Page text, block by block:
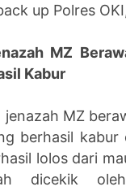
up Polres
MZ
Kabur
jenazah MZ
berhasil kabur
lolos dari
dicekik